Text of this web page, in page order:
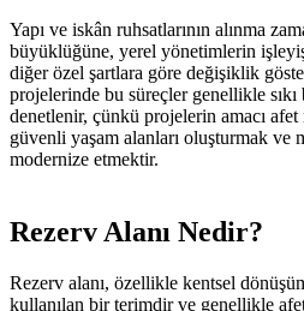
Yapı ve iskân ruhsatlarının alınma
büyüklüğüne, yerel yönetimlerin
diğer özel şartlara göre değişiklik
projelerinde bu süreçler genellikle
denetlenir, çünkü projelerin amacı
güvenli yaşam alanları oluşturmak ve
modernize etmektir.
Rezerv Alanı Nedir?
Rezerv alanı, özellikle kentsel
kullanılan bir terimdir ve genellikle